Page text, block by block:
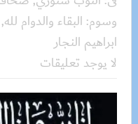
وسوم: البقاء والدوام لله,
ابراهيم النجار
لا يوجد تعليقات